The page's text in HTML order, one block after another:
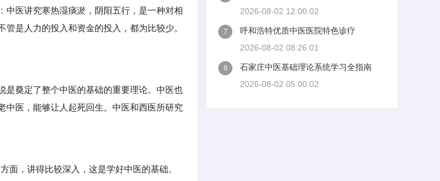
医讲究寒热湿痰淤，阴阳五行，是一种对相
是人力的投入和资金的投入，都为比较少。
奠定了整个中医的基础的重要理论。中医也
中医，能够让人起死回生。中医和西医所研究
，讲得比较深入，这是学好中医的基础。
2026-08-02 12:00:02
7
呼和浩特优质中医医院特色诊疗
2026-08-02 08:26:01
8
石家庄中医基础理论系统学习全指南
2026-08-02 05:00:02